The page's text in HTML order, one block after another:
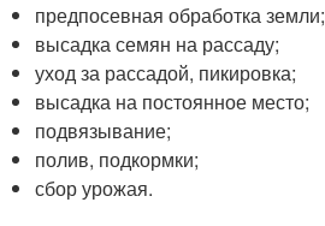
предпосевная обработка земли;
высадка семян на рассаду;
уход за рассадой, пикировка;
высадка на постоянное место;
подвязывание;
полив, подкормки;
сбор урожая.